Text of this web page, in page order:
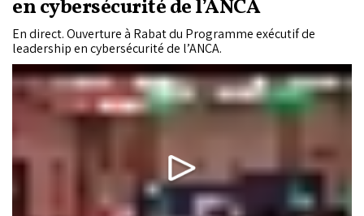
en cybersécurité de l’ANCA
En direct. Ouverture à Rabat du Programme exécutif de
leadership en cybersécurité de l’ANCA.